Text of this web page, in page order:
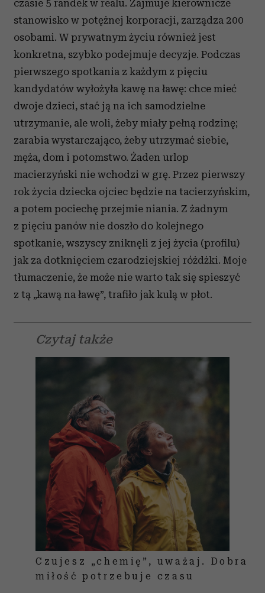
czasie 5 randek w realu. Zajmuje kierownicze
stanowisko w potężnej korporacji, zarządza 200
osobami. W prywatnym życiu również jest
konkretna, szybko podejmuje decyzje. Podczas
pierwszego spotkania z każdym z pięciu
kandydatów wyłożyła kawę na ławę: chce mieć
dwoje dzieci, stać ją na ich samodzielne
utrzymanie, ale woli, żeby miały pełną rodzinę;
zarabia wystarczająco, żeby utrzymać siebie,
męża, dom i potomstwo. Żaden urlop
macierzyński nie wchodzi w grę. Przez pierwszy
rok życia dziecka ojciec będzie na tacierzyńskim,
a potem pociechę przejmie niania. Z żadnym
z pięciu panów nie doszło do kolejnego
spotkanie, wszyscy zniknęli z jej życia (profilu)
jak za dotknięciem czarodziejskiej różdżki. Moje
tłumaczenie, że może nie warto tak się spieszyć
z tą „kawą na ławę”, trafiło jak kulą w płot.
Czytaj także
Czujesz „chemię”, uważaj. Dobra
miłość potrzebuje czasu